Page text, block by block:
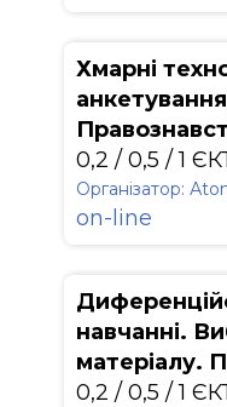
Хмарні
0,2 / 0,5 / 1
Організатор:
on-line
навчанні.
матеріалу.
0,2 / 0,5 / 1